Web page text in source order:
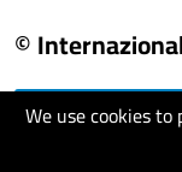
We use cookies
©